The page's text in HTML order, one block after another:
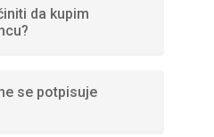
da kupim
se potpisuje